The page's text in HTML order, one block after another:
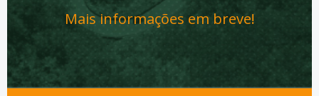
Mais informações em breve!